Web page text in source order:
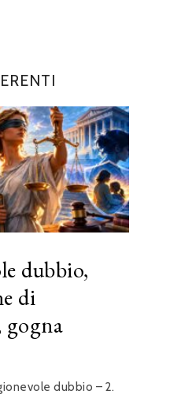
dubbio,
di
gogna
dubbio – 2.